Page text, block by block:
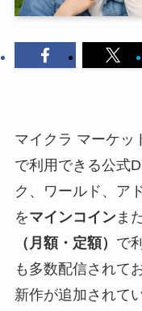
マイクラ マーケッ
で利用できる公式
ク、ワールド、ア
をマインコインま
（月額・定額） で
も多数配信されて
新作が追加されて